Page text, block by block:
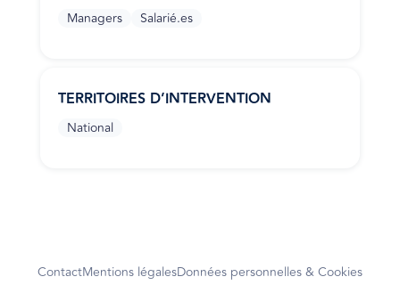
Managers Salarié.es
TERRITOIRES D’INTERVENTION
National
ContactMentions légalesDonnées personnelles & Cookies